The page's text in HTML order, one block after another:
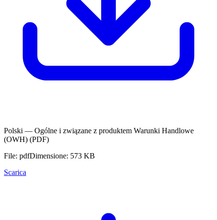
Polski — Ogólne i związane z produktem Warunki Handlowe
(OWH) (PDF)
File: pdfDimensione: 573 KB
Scarica